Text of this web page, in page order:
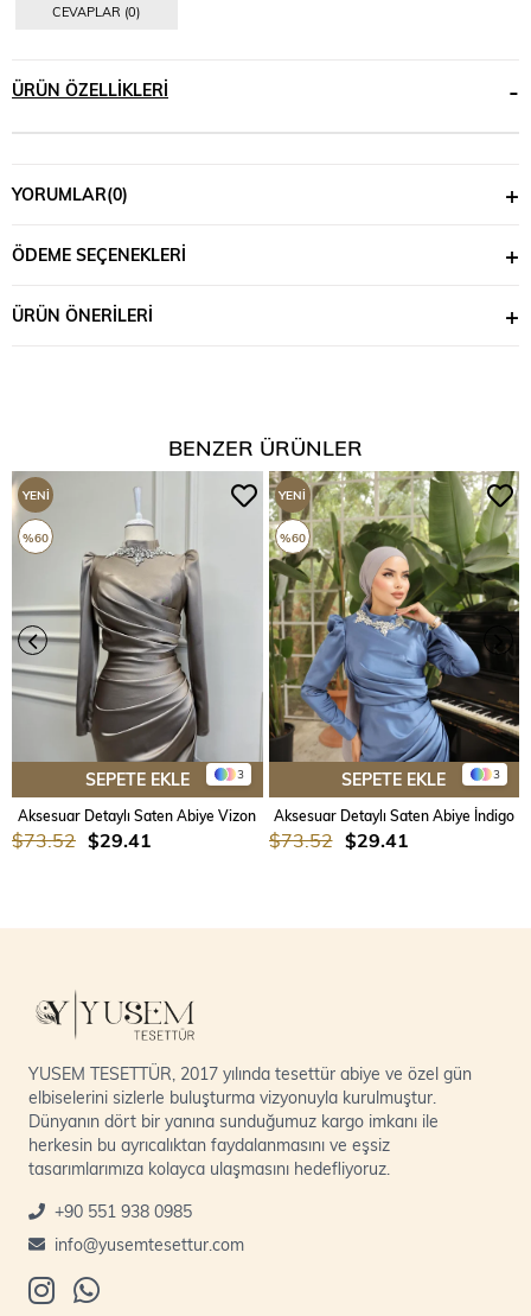
CEVAPLAR (0)
ÜRÜN ÖZELLIKLERI
YORUMLAR(0)
ÖDEME SEÇENEKLERI
ÜRÜN ÖNERILERI
BENZER ÜRÜNLER
3
SEPETE EKLE
Aksesuar Detaylı Saten Abiye Vizon
$29.41
$73.52
YENI
ÜRÜN
%60
3
SEPETE EKLE
Aksesuar Detaylı Saten Abiye İndigo
$29.41
$73.52
YENI
ÜRÜN
%60
YUSEM TESETTÜR, 2017 yılında tesettür abiye ve özel gün
elbiselerini sizlerle buluşturma vizyonuyla kurulmuştur.
Dünyanın dört bir yanına sunduğumuz kargo imkanı ile
herkesin bu ayrıcalıktan faydalanmasını ve eşsiz
tasarımlarımıza kolayca ulaşmasını hedefliyoruz.
+90 551 938 0985
info@yusemtesettur.com